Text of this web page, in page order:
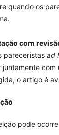
quando os
com
pareceristas ad
juntamente com
o artigo é
pode